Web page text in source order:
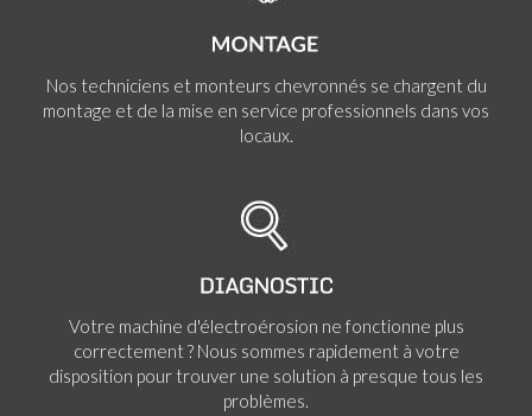
Nos techniciens et monteurs chevronnés se chargent du
montage et de la mise en service professionnels dans vos
locaux.
Votre machine d'électroérosion ne fonctionne plus
correctement ? Nous sommes rapidement à votre
disposition pour trouver une solution à presque tous les
problèmes.